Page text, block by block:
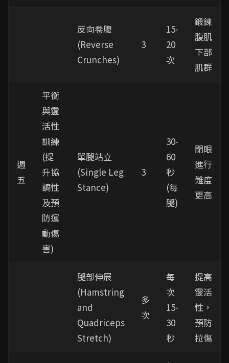
反向卷腹
(Reverse
Crunches)
3
15-
20
次
鍛鍊
腹肌
下部
肌群
週
五
平衡
與靈
活性
訓練
(提
升協
調性
及預
防運
動傷
害)
單腿站立
(Single Leg
Stance)
3
30-
60
秒
(每
腿)
閉眼
進行
難度
更高
腿部伸展
(Hamstring
and
Quadriceps
Stretch)
多
次
每
次
15-
30
秒
提高
靈活
性，
預防
拉傷